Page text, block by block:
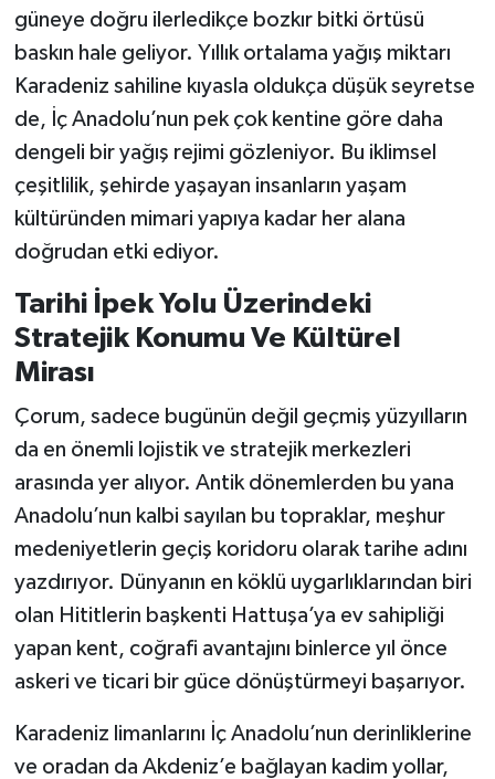
güneye doğru ilerledikçe bozkır bitki örtüsü
baskın hale geliyor. Yıllık ortalama yağış miktarı
Karadeniz sahiline kıyasla oldukça düşük seyretse
de, İç Anadolu’nun pek çok kentine göre daha
dengeli bir yağış rejimi gözleniyor. Bu iklimsel
çeşitlilik, şehirde yaşayan insanların yaşam
kültüründen mimari yapıya kadar her alana
doğrudan etki ediyor.
Tarihi İpek Yolu Üzerindeki
Stratejik Konumu Ve Kültürel
Mirası
Çorum, sadece bugünün değil geçmiş yüzyılların
da en önemli lojistik ve stratejik merkezleri
arasında yer alıyor. Antik dönemlerden bu yana
Anadolu’nun kalbi sayılan bu topraklar, meşhur
medeniyetlerin geçiş koridoru olarak tarihe adını
yazdırıyor. Dünyanın en köklü uygarlıklarından biri
olan Hititlerin başkenti Hattuşa’ya ev sahipliği
yapan kent, coğrafi avantajını binlerce yıl önce
askeri ve ticari bir güce dönüştürmeyi başarıyor.
Karadeniz limanlarını İç Anadolu’nun derinliklerine
ve oradan da Akdeniz’e bağlayan kadim yollar,